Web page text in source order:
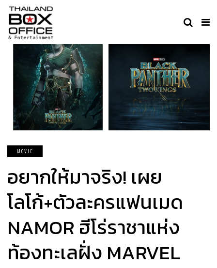
MOVIE
อยากให้มาจริง! เผย
โลโก้+ตัวละครแฟนเมด
NAMOR ฮีโร่ราชาแห่ง
ท้องทะเลฝั่ง MARVEL